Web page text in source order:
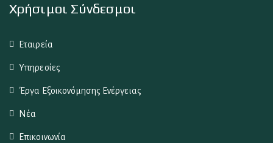
Χρήσιμοι Σύνδεσμοι
Εταιρεία
Υπηρεσίες
Έργα Εξοικονόμησης Ενέργειας
Νέα
Επικοινωνία